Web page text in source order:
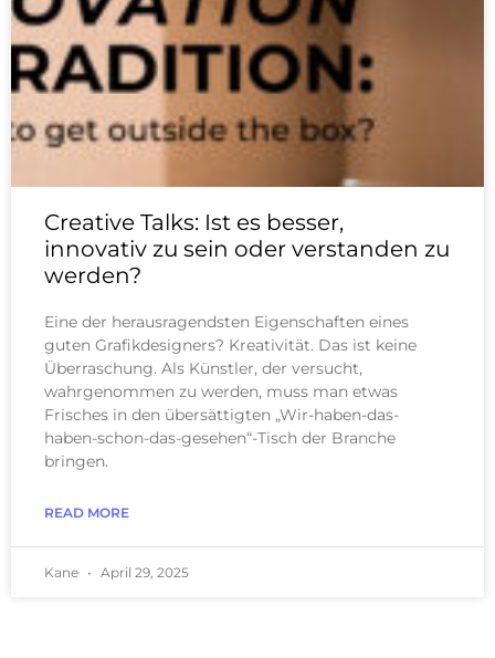
Creative Talks: Ist es besser,
innovativ zu sein oder verstanden zu
werden?
Eine der herausragendsten Eigenschaften eines
guten Grafikdesigners? Kreativität. Das ist keine
Überraschung. Als Künstler, der versucht,
wahrgenommen zu werden, muss man etwas
Frisches in den übersättigten „Wir-haben-das-
haben-schon-das-gesehen“-Tisch der Branche
bringen.
READ MORE
Kane April 29, 2025